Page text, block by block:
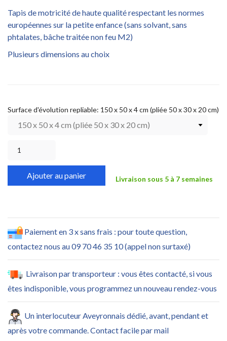
Tapis de motricité de haute qualité respectant les normes
européennes sur la petite enfance (sans solvant, sans
phtalates, bâche traitée non feu M2)
Plusieurs dimensions au choix
Surface d'évolution repliable: 150 x 50 x 4 cm (pliée 50 x 30 x 20 cm)
Ajouter au panier Livraison sous 5 à 7 semaines
Paiement en 3 x sans frais : pour toute question,
contactez nous au 09 70 46 35 10 (appel non surtaxé)
Livraison par transporteur : vous êtes contacté, si vous
êtes indisponible, vous programmez un nouveau rendez-vous
Un interlocuteur Aveyronnais dédié, avant, pendant et
après votre commande. Contact facile par mail